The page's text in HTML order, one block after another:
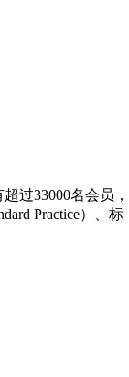
过33000名会员，
Practice）、标